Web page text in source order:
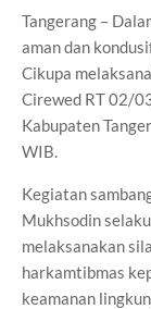
Tangerang –
aman dan
Cikupa
Cirewed RT 02/
Kabupaten
WIB.
Kegiatan
Mukhsodin
melaksanakan
harkamtibmas
keamanan